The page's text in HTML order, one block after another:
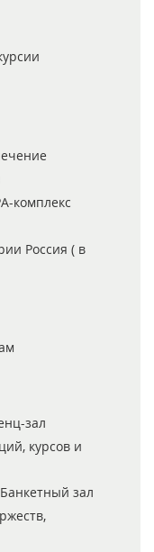
комплекс
Россия ( в
зал
курсов и
Банкетный зал